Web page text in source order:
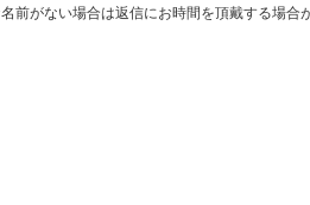
前がない場合は返信にお時間を頂戴する場合